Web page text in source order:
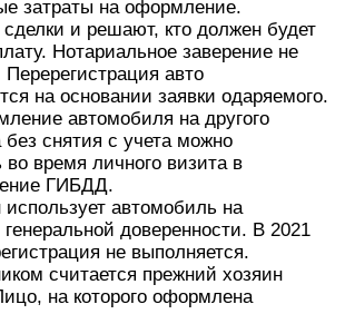
затраты на оформление.
сделки и решают, кто должен будет
Нотариальное заверение не
Перерегистрация авто
на основании заявки одаряемого.
автомобиля на другого
без снятия с учета можно
во время личного визита в
ГИБДД.
использует автомобиль на
доверенности. В 2021
не выполняется.
считается прежний хозяин
на которого оформлена